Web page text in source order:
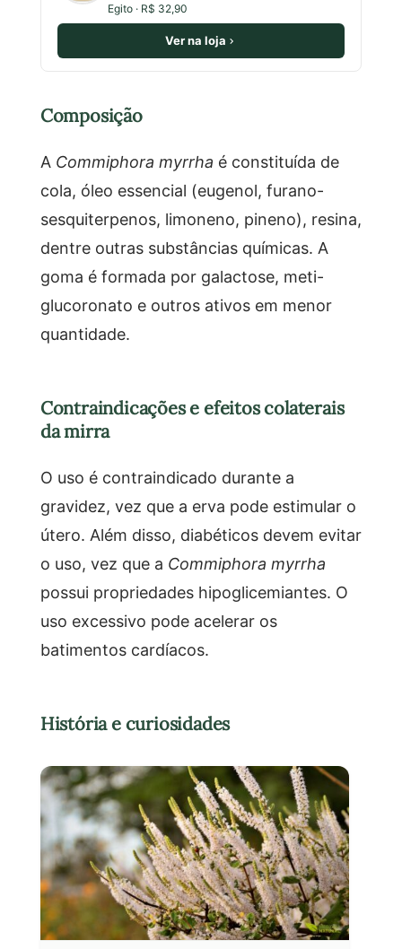
Egito · R$ 32,90
Ver na loja
Composição
A Commiphora myrrha é constituída de
cola, óleo essencial (eugenol, furano-
sesquiterpenos, limoneno, pineno), resina,
dentre outras substâncias químicas. A
goma é formada por galactose, meti-
glucoronato e outros ativos em menor
quantidade.
Contraindicações e efeitos colaterais
da mirra
O uso é contraindicado durante a
gravidez, vez que a erva pode estimular o
útero. Além disso, diabéticos devem evitar
o uso, vez que a Commiphora myrrha
possui propriedades hipoglicemiantes. O
uso excessivo pode acelerar os
batimentos cardíacos.
História e curiosidades